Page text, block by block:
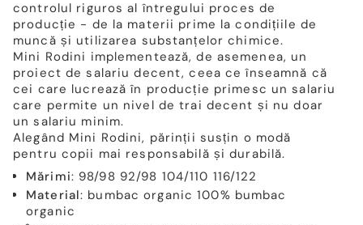
controlul riguros al întregului proces de
producție - de la materii prime la condițiile de
muncă și utilizarea substanțelor chimice.
Mini Rodini implementează, de asemenea, un
proiect de salariu decent, ceea ce înseamnă că
cei care lucrează în producție primesc un salariu
care permite un nivel de trai decent și nu doar
un salariu minim.
Alegând Mini Rodini, părinții susțin o modă
pentru copii mai responsabilă și durabilă.
Mărimi: 98/98 92/98 104/110 116/122
Material: bumbac organic 100% bumbac
organic